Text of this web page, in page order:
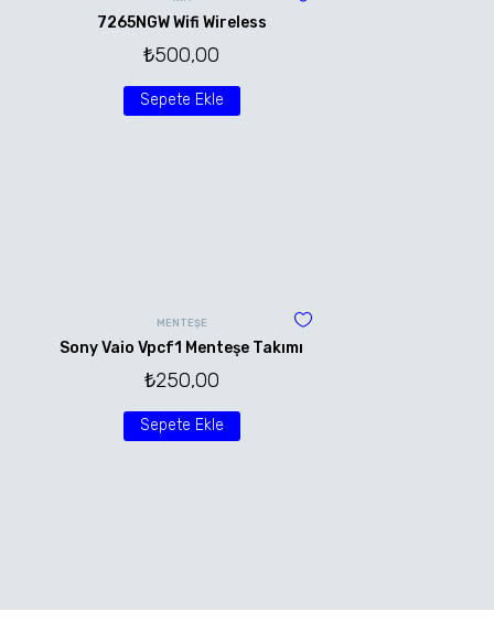
7265NGW Wifi Wireless
₺500,00
Sepete Ekle
MENTEŞE
Sony Vaio Vpcf1 Menteşe Takımı
₺250,00
Sepete Ekle